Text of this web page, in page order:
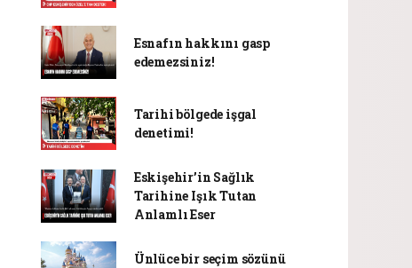
Esnafın hakkını gasp
edemezsiniz!
Tarihi bölgede işgal
denetimi!
Eskişehir’in Sağlık
Tarihine Işık Tutan
Anlamlı Eser
Ünlüce bir seçim sözünü